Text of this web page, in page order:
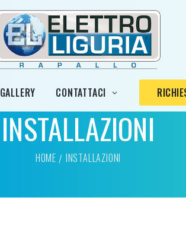
GALLERY CONTATTACI
INSTALLAZIONI
HOME INSTALLAZIONI